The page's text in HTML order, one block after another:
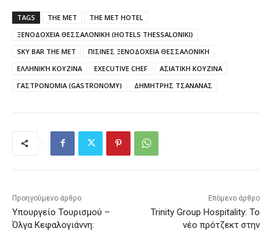
TAGS THE MET
THE MET HOTEL
ΞΕΝΟΔΟΧΕΙΑ ΘΕΣΣΑΛΟΝΙΚΗ (HOTELS THESSALONIKI)
SKY BAR THE MET
ΠΙΣΙΝΕΣ ΞΕΝΟΔΟΧΕΙΑ ΘΕΣΣΑΛΟΝΙΚΗ
ΕΛΛΗΝΙΚΉ ΚΟΥΖΙΝΑ
EXECUTIVE CHEF
ΑΣΙΑΤΙΚΗ ΚΟΥΖΙΝΑ
ΓΑΣΤΡΟΝΟΜΙΑ (GASTRONOMY)
ΔΗΜΗΤΡΗΣ ΤΣΑΝΑΝΑΣ
Προηγούμενο άρθρο
Υπουργείο Τουρισμού –
Όλγα Κεφαλογιάννη:
Επόμενο άρθρο
Trinity Group Hospitality: Το
νέο πρότζεκτ στην